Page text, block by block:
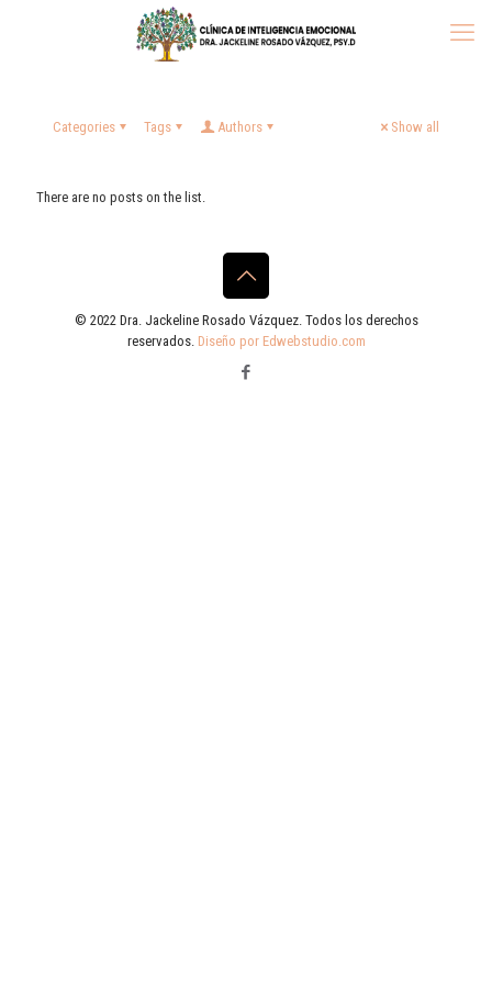
Categories Tags Authors Show all
There are no posts on the list.
© 2022 Dra. Jackeline Rosado Vázquez. Todos los derechos
reservados.Diseño por Edwebstudio.com